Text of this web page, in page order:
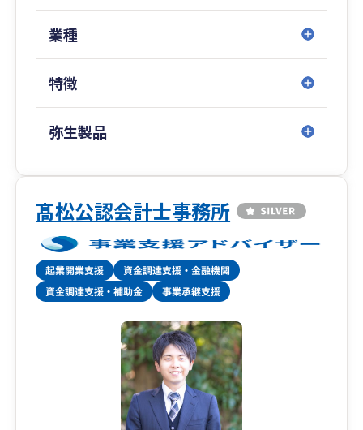
＜私たちのVISION＞
■1,000社の「いい会社」を創る
■仕事、教育を通じて地域社会に貢献する
業種
特徴
弥生製品
髙松公認会計士事務所